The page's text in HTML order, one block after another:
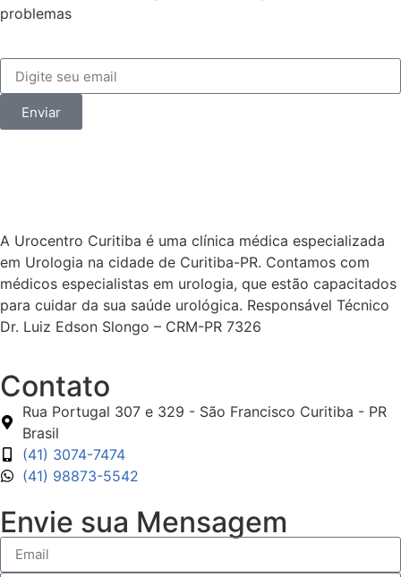
problemas
Enviar
A Urocentro Curitiba é uma clínica médica especializada
em Urologia na cidade de Curitiba-PR. Contamos com
médicos especialistas em urologia, que estão capacitados
para cuidar da sua saúde urológica. Responsável Técnico
Dr. Luiz Edson Slongo – CRM-PR 7326
Contato
Rua Portugal 307 e 329 - São Francisco Curitiba - PR
Brasil
(41) 3074-7474
(41) 98873-5542
Envie sua Mensagem